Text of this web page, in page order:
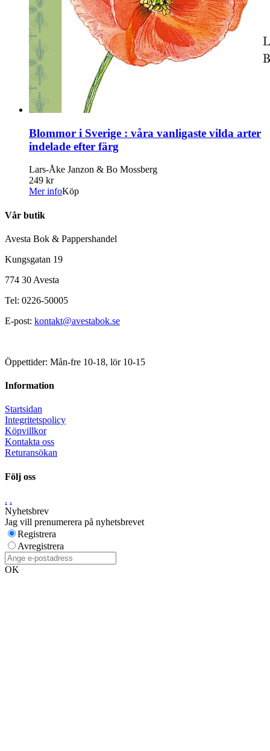
Blommor i Sverige : våra vanligaste vilda arter
indelade efter färg
Lars-Åke Janzon & Bo Mossberg
249 kr
Mer infoKöp
Vår butik
Avesta Bok & Pappershandel
Kungsgatan 19
774 30 Avesta
Tel: 0226-50005
E-post: kontakt@avestabok.se
Öppettider: Mån-fre 10-18, lör 10-15
Information
Startsidan
Integritetspolicy
Köpvillkor
Kontakta oss
Returansökan
Följ oss
. .
Nyhetsbrev
Jag vill prenumerera på nyhetsbrevet
Registrera
Avregistrera
OK